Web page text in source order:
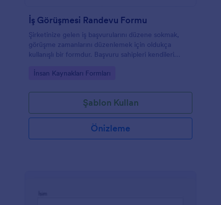
İş Görüşmesi Randevu Formu
Şirketinize gelen iş başvurularını düzene sokmak,
görüşme zamanlarını düzenlemek için oldukça
kullanışlı bir formdur. Başvuru sahipleri kendileri
saatini belirleyebilirler.
Go to Category:
İnsan Kaynakları Formları
Şablon Kullan
Önizleme